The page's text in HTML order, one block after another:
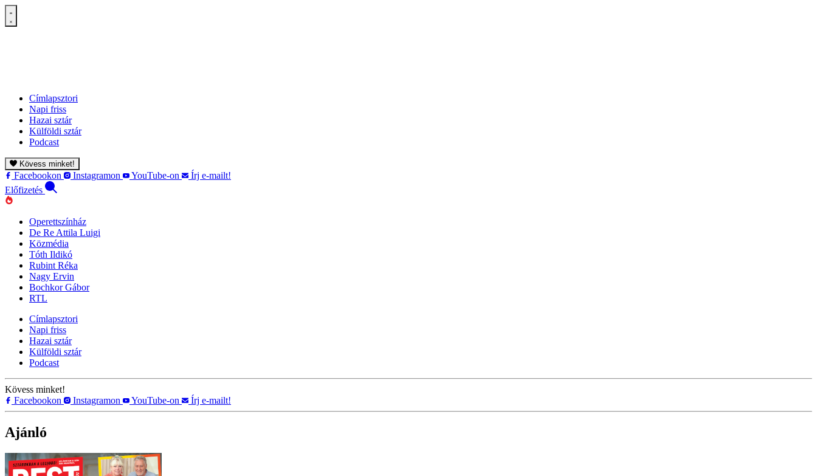
Címlapsztori
Napi friss
Hazai sztár
Külföldi sztár
Podcast
Kövess minket!
Facebookon Instagramon YouTube-on
Írj e-mailt!
Előfizetés
Operettszínház
De Re Attila Luigi
Közmédia
Tóth Ildikó
Rubint Réka
Nagy Ervin
Bochkor Gábor
RTL
Címlapsztori
Napi friss
Hazai sztár
Külföldi sztár
Podcast
Kövess minket!
Facebookon
Instagramon YouTube-on Írj e-mailt!
Ajánló